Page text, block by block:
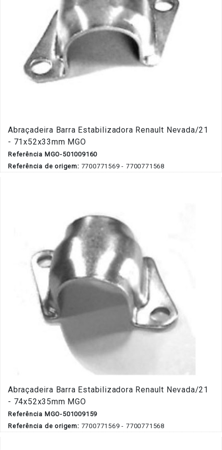
Abraçadeira Barra Estabilizadora Renault Nevada/21
- 71x52x33mm MGO
Referência MGO-501009160
Referência de origem: 7700771569 - 7700771568
Abraçadeira Barra Estabilizadora Renault Nevada/21
- 74x52x35mm MGO
Referência MGO-501009159
Referência de origem: 7700771569 - 7700771568